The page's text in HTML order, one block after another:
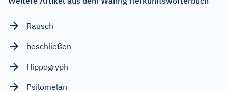
Rausch
beschließen
Hippogryph
Psilomelan